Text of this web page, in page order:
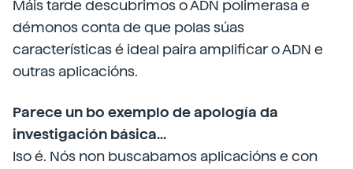
Máis tarde descubrimos o ADN polimerasa e
démonos conta de que polas súas
características é ideal paira amplificar o ADN e
outras aplicacións.
Parece un bo exemplo de apología da
investigación básica...
Iso é. Nós non buscabamos aplicacións e con